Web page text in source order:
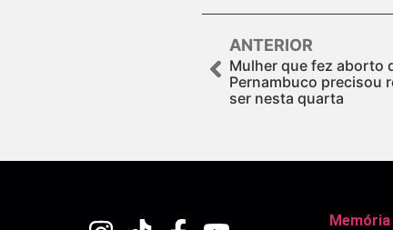
ANTERIOR
Mulher que fez aborto
Pernambuco precisou
ser nesta quarta
Memória